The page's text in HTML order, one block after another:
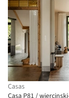
Casas
Casa P81 /